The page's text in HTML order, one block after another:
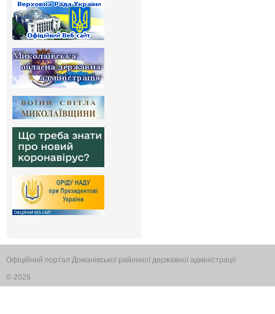
Офіційний портал Доманівської районної державної адміністрації
© 2026